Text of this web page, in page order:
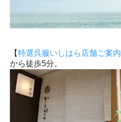
【特選呉服いしはら店舗ご案内
から徒歩5分。